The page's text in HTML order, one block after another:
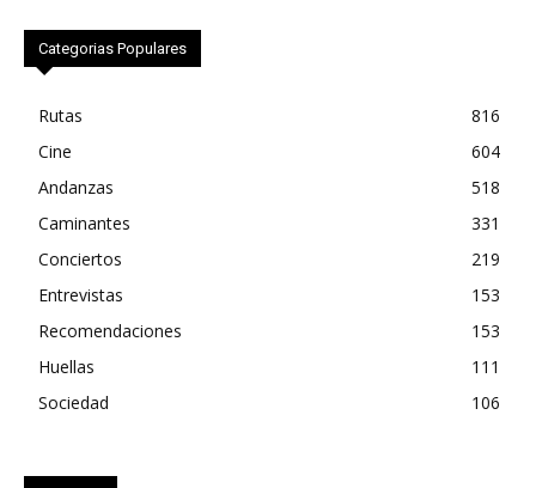
Categorias Populares
Rutas
816
Cine
604
Andanzas
518
Caminantes
331
Conciertos
219
Entrevistas
153
Recomendaciones
153
Huellas
111
Sociedad
106